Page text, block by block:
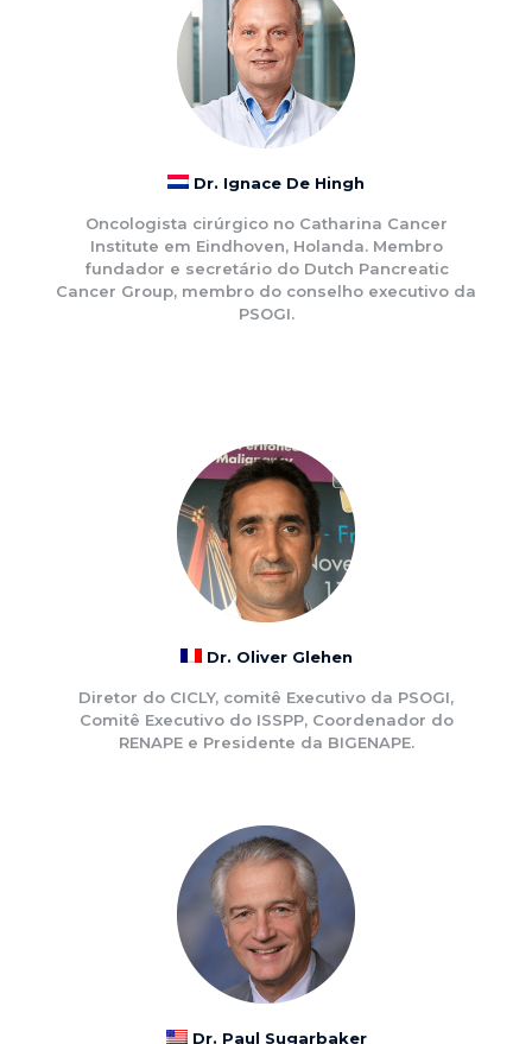
Dr. Ignace De Hingh
Oncologista cirúrgico no Catharina Cancer
Institute em Eindhoven, Holanda. Membro
fundador e secretário do Dutch Pancreatic
Cancer Group, membro do conselho executivo da
PSOGI.
Dr. Oliver Glehen
Diretor do CICLY, comitê Executivo da PSOGI,
Comitê Executivo do ISSPP, Coordenador do
RENAPE e Presidente da BIGENAPE.
Dr. Paul Sugarbaker